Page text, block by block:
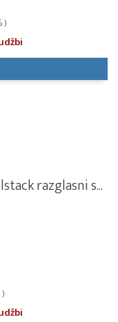
)
razglasni s...
)